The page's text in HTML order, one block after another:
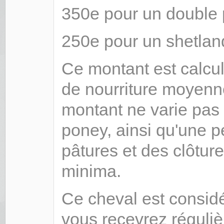
350e pour un double
250e pour un
Ce montant est
de nourriture
montant ne varie
poney, ainsi qu'une
pâtures et des
minima.
Ce cheval est
vous recevrez